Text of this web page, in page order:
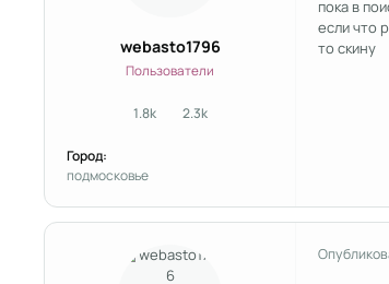
webasto1796
Пользователи
1.8kсообщения
2.3kРепутация
Город:
подмосковье
пока в
если что
то скину